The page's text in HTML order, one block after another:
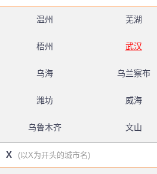
温州 芜湖
梧州 武汉
乌海 乌兰察布
潍坊 威海
乌鲁木齐 文山
X (以X为开头的城市名)